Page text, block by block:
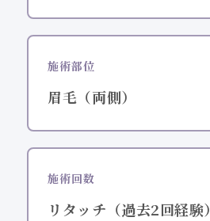
施術部位
眉毛（両側）
施術回数
リタッチ（過去2回経験）